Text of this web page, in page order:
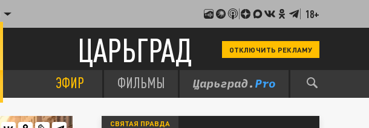
18+
ЦАРЬГРАД ОТКЛЮЧИТЬ РЕКЛАМУ
ЭФИР ФИЛЬМЫ
СВЯТАЯ ПРАВДА